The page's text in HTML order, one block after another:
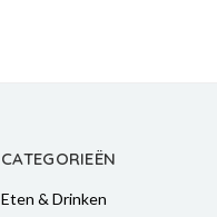
CATEGORIEËN
Eten & Drinken